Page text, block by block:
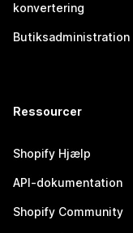
konvertering
Butiksadministration
Ressourcer
Shopify Hjælp
API-dokumentation
Shopify Community